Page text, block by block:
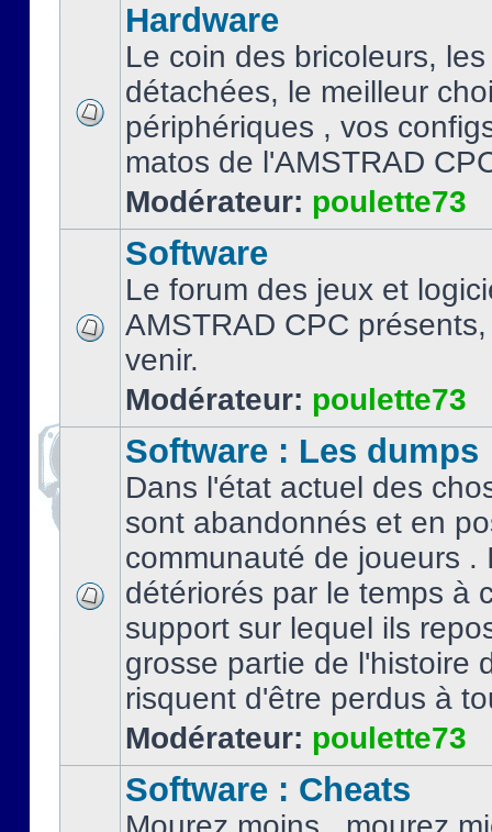
Hardware
Le coin des bricoleurs,
détachées, le meilleur
périphériques , vos
matos de l'AMSTRAD
Modérateur: poulette73
Software
Le forum des jeux et
AMSTRAD CPC
venir.
Modérateur: poulette73
Software : Les dumps
Dans l'état actuel des
sont abandonnés et en
communauté de joueurs .
détériorés par le temps à
support sur lequel ils
grosse partie de l'histoire
risquent d'être perdus à
Modérateur: poulette73
Software : Cheats